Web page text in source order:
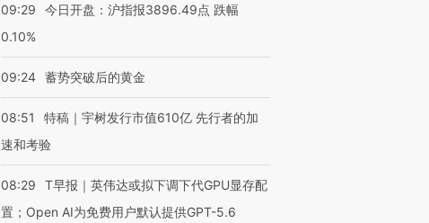
09:29
今日开盘：沪指报3896.49点 跌幅
0.10%
09:24 蓄势突破后的黄金
08:51
特稿｜宇树发行市值610亿 先行者的加
速和考验
08:29
T早报｜英伟达或拟下调下代GPU显存配
置；Open AI为免费用户默认提供GPT-5.6